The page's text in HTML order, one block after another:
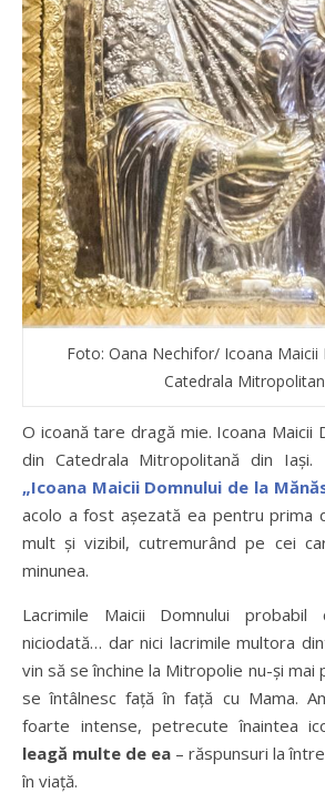
Foto: Oana Nechifor/ Icoana Maicii
Catedrala
O icoană tare dragă mie. Icoana Maicii Domnului cu Pruncul,
din Catedrala Mitropolitană din Iași.
„Icoana Maicii Domnului de la
acolo a fost așezată ea pentru prima
mult și vizibil, cutremurând pe cei
minunea.
Lacrimile Maicii Domnului
niciodată… dar nici lacrimile multora
vin să se închine la Mitropolie nu-și mai
se întâlnesc față în față cu Mama.
foarte intense, petrecute înaintea
leagă multe de ea – răspunsuri la
în viață.